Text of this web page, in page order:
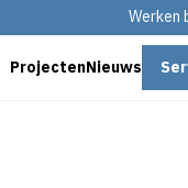
Werken
ProjectenNieuws